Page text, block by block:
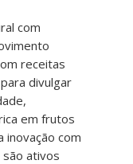
com
receitas
divulgar
em frutos
inovação com
ativos